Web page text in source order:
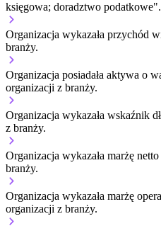
księgowa; doradztwo podatkowe".
Organizacja wykazała przychód
branży.
Organizacja posiadała aktywa o
organizacji z branży.
Organizacja wykazała wskaźnik
z branży.
Organizacja wykazała marżę
branży.
Organizacja wykazała marżę
organizacji z branży.